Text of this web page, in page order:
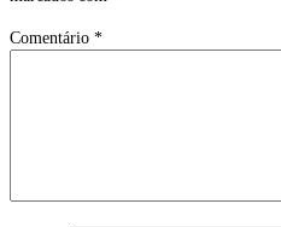
Comentário *